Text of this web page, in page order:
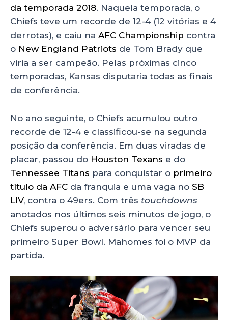
da temporada 2018. Naquela temporada, o
Chiefs teve um recorde de 12-4 (12 vitórias e 4
derrotas), e caiu na AFC Championship contra
o New England Patriots de Tom Brady que
viria a ser campeão. Pelas próximas cinco
temporadas, Kansas disputaria todas as finais
de conferência.
No ano seguinte, o Chiefs acumulou outro
recorde de 12-4 e classificou-se na segunda
posição da conferência. Em duas viradas de
placar, passou do Houston Texans e do
Tennessee Titans para conquistar o primeiro
título da AFC da franquia e uma vaga no SB
LIV, contra o 49ers. Com três touchdowns
anotados nos últimos seis minutos de jogo, o
Chiefs superou o adversário para vencer seu
primeiro Super Bowl. Mahomes foi o MVP da
partida.